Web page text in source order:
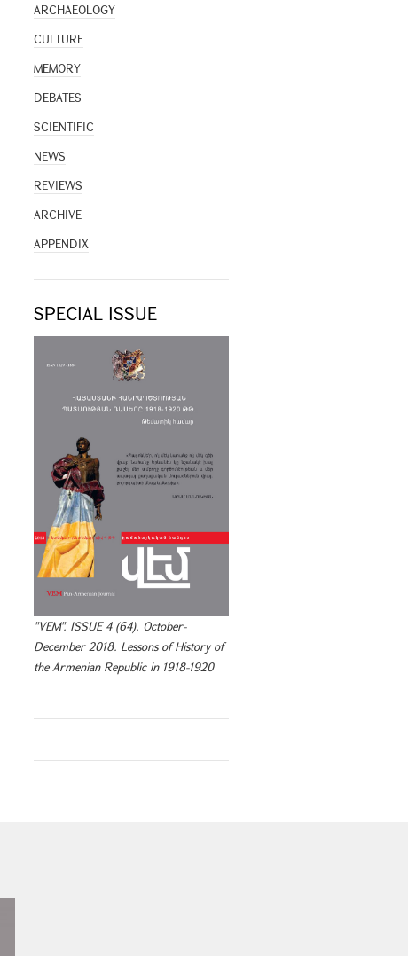
ARCHAEOLOGY
CULTURE
MEMORY
DEBATES
SCIENTIFIC
NEWS
REVIEWS
ARCHIVE
APPENDIX
SPECIAL ISSUE
"VEM". ISSUE 4 (64). October-
December 2018. Lessons of History of
the Armenian Republic in 1918-1920